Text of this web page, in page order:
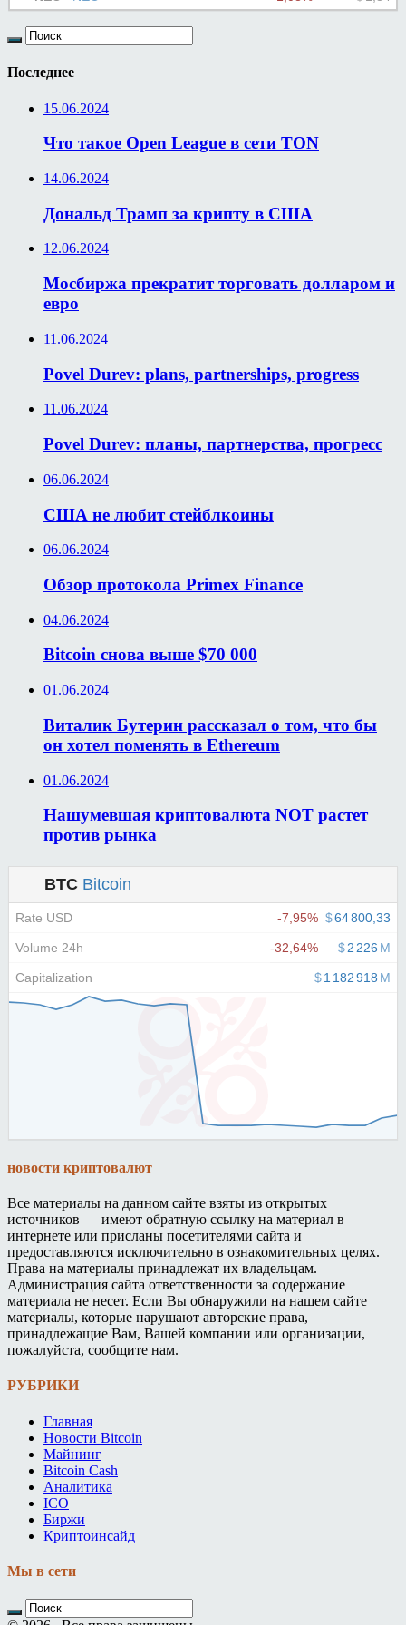
Последнее
15.06.2024
Что такое Open League в сети TON
14.06.2024
Дональд Трамп за крипту в США
12.06.2024
Мосбиржа прекратит торговать долларом и
евро
11.06.2024
Povel Durev: plans, partnerships, progress
11.06.2024
Povel Durev: планы, партнерства, прогресс
06.06.2024
США не любит стейблкоины
06.06.2024
Обзор протокола Primex Finance
04.06.2024
Bitcoin снова выше $70 000
01.06.2024
Виталик Бутерин рассказал о том, что бы
он хотел поменять в Ethereum
01.06.2024
Нашумевшая криптовалюта NOT растет
против рынка
новости криптовалют
Все материалы на данном сайте взяты из открытых
источников — имеют обратную ссылку на материал в
интернете или присланы посетителями сайта и
предоставляются исключительно в ознакомительных целях.
Права на материалы принадлежат их владельцам.
Администрация сайта ответственности за содержание
материала не несет. Если Вы обнаружили на нашем сайте
материалы, которые нарушают авторские права,
принадлежащие Вам, Вашей компании или организации,
пожалуйста, сообщите нам.
РУБРИКИ
Главная
Новости Bitcoin
Майнинг
Bitcoin Cash
Аналитика
ICO
Биржи
Криптоинсайд
Мы в сети